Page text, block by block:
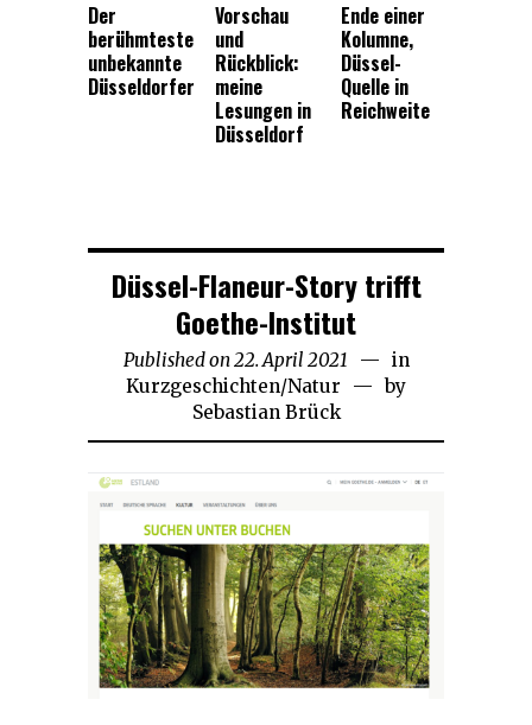
Der
berühmteste
unbekannte
Düsseldorfer
Vorschau
und
Rückblick:
meine
Lesungen in
Düsseldorf
Ende einer
Kolumne,
Düssel-
Quelle in
Reichweite
Düssel-Flaneur-Story trifft
Goethe-Institut
Published on22. April 2021 10.
Mai
in
Kurzgeschichten/Natur
by
Sebastian Brück